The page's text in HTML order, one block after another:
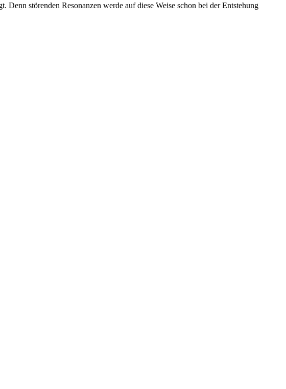
störenden Resonanzen werde auf diese Weise schon bei der Entstehung